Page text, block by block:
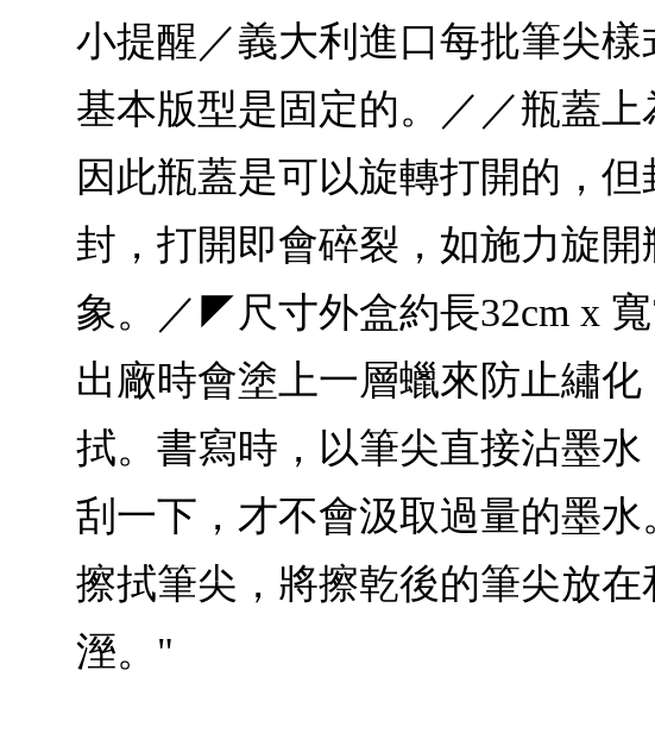
小提醒／義大利進口每批筆尖
基本版型是固定的。／／瓶蓋
因此瓶蓋是可以旋轉打開的，
封，打開即會碎裂，如施力旋
象。／◤尺寸外盒約長32cm x
出廠時會塗上一層蠟來防止繡
拭。書寫時，以筆尖直接沾墨
刮一下，才不會汲取過量的墨
擦拭筆尖，將擦乾後的筆尖放
溼。"